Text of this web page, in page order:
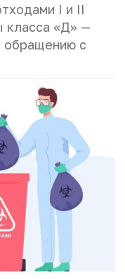
I и II
класса «Д» —
обращению с